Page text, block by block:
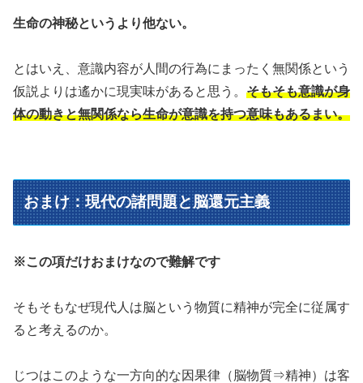
生命の神秘というより他ない。
とはいえ、意識内容が人間の行為にまったく無関係という
仮説よりは遙かに現実味があると思う。 そもそも意識が身
体の動きと無関係なら生命が意識を持つ意味もあるまい。
おまけ：現代の諸問題と脳還元主義
※この項だけおまけなので難解です
そもそもなぜ現代人は脳という物質に精神が完全に従属す
ると考えるのか。
じつはこのような一方向的な因果律（脳物質⇒精神）は客